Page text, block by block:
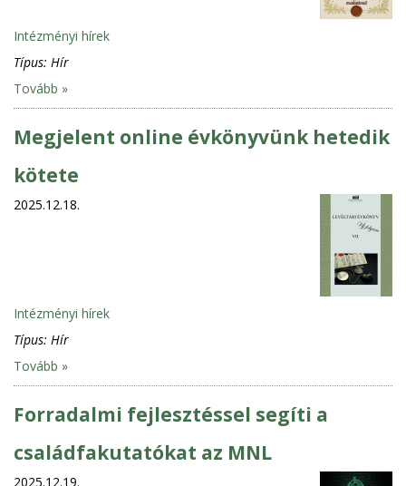
Intézményi hírek
Típus: Hír
Tovább »
Megjelent online évkönyvünk hetedik
kötete
2025.12.18.
Intézményi hírek
Típus: Hír
Tovább »
Forradalmi fejlesztéssel segíti a
családfakutatókat az MNL
2025.12.19.